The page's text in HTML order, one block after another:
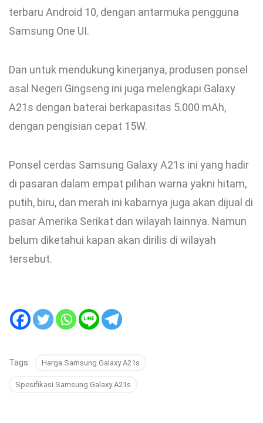
terbaru Android 10, dengan antarmuka pengguna
Samsung One UI.
Dan untuk mendukung kinerjanya, produsen ponsel
asal Negeri Gingseng ini juga melengkapi Galaxy
A21s dengan baterai berkapasitas 5.000 mAh,
dengan pengisian cepat 15W.
Ponsel cerdas Samsung Galaxy A21s ini yang hadir
di pasaran dalam empat pilihan warna yakni hitam,
putih, biru, dan merah ini kabarnya juga akan dijual di
pasar Amerika Serikat dan wilayah lainnya. Namun
belum diketahui kapan akan dirilis di wilayah
tersebut.
Tags: Harga Samsung Galaxy A21s
Spesifikasi Samsung Galaxy A21s